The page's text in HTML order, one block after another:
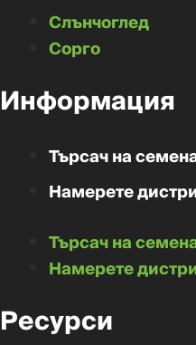
Слънчоглед
Сорго
Информация
Търсач на
Намерете
Търсач на
Намерете
Ресурси